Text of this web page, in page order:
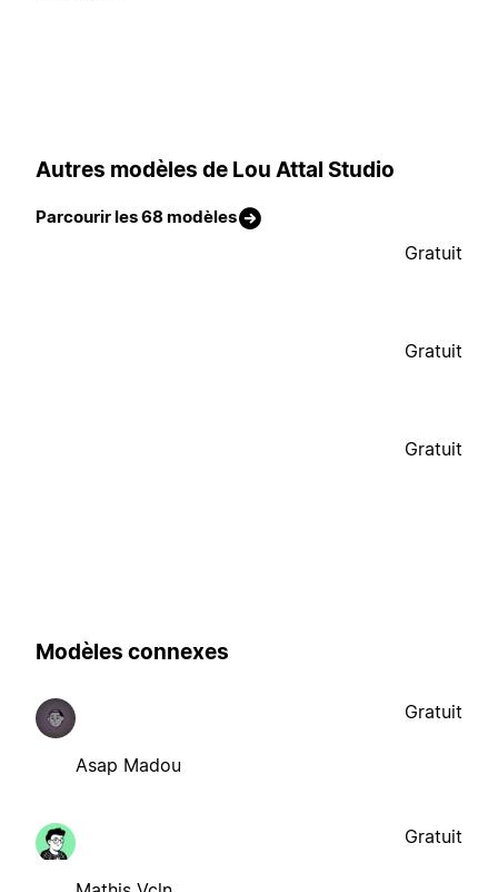
Autres modèles de Lou Attal Studio
Parcourir les 68 modèles
Gratuit
Gratuit
Gratuit
Modèles connexes
Asap Madou
Gratuit
Gratuit